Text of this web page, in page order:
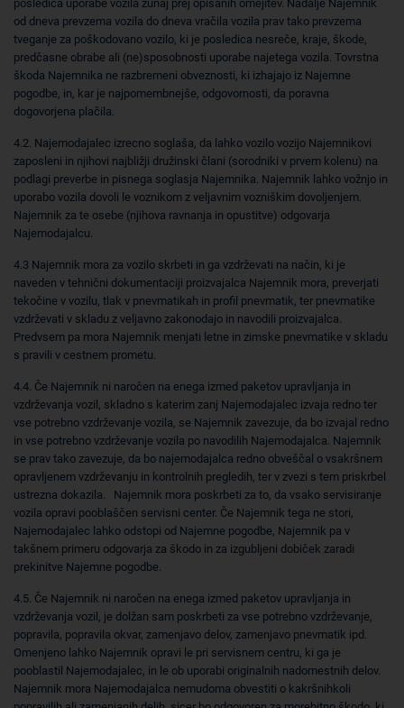
posledica uporabe vozila zunaj prej opisanih omejitev. Nadalje Najemnik
od dneva prevzema vozila do dneva vračila vozila prav tako prevzema
tveganje za poškodovano vozilo, ki je posledica nesreče, kraje, škode,
predčasne obrabe ali (ne)sposobnosti uporabe najetega vozila. Tovrstna
škoda Najemnika ne razbremeni obveznosti, ki izhajajo iz Najemne
pogodbe, in, kar je najpomembnejše, odgovornosti, da poravna
dogovorjena plačila.
4.2. Najemodajalec izrecno soglaša, da lahko vozilo vozijo Najemnikovi
zaposleni in njihovi najbližji družinski člani (sorodniki v prvem kolenu) na
podlagi preverbe in pisnega soglasja Najemnika. Najemnik lahko vožnjo in
uporabo vozila dovoli le voznikom z veljavnim vozniškim dovoljenjem.
Najemnik za te osebe (njihova ravnanja in opustitve) odgovarja
Najemodajalcu.
4.3 Najemnik mora za vozilo skrbeti in ga vzdrževati na način, ki je
naveden v tehnični dokumentaciji proizvajalca Najemnik mora, preverjati
tekočine v vozilu, tlak v pnevmatikah in profil pnevmatik, ter pnevmatike
vzdrževati v skladu z veljavno zakonodajo in navodili proizvajalca.
Predvsem pa mora Najemnik menjati letne in zimske pnevmatike v skladu
s pravili v cestnem prometu.
4.4. Če Najemnik ni naročen na enega izmed paketov upravljanja in
vzdrževanja vozil, skladno s katerim zanj Najemodajalec izvaja redno ter
vse potrebno vzdrževanje vozila, se Najemnik zavezuje, da bo izvajal redno
in vse potrebno vzdrževanje vozila po navodilih Najemodajalca. Najemnik
se prav tako zavezuje, da bo najemodajalca redno obveščal o vsakršnem
opravljenem vzdrževanju in kontrolnih pregledih, ter v zvezi s tem priskrbel
ustrezna dokazila. Najemnik mora poskrbeti za to, da vsako servisiranje
vozila opravi pooblaščen servisni center. Če Najemnik tega ne stori,
Najemodajalec lahko odstopi od Najemne pogodbe, Najemnik pa v
takšnem primeru odgovarja za škodo in za izgubljeni dobiček zaradi
prekinitve Najemne pogodbe.
4.5. Če Najemnik ni naročen na enega izmed paketov upravljanja in
vzdrževanja vozil, je dolžan sam poskrbeti za vse potrebno vzdrževanje,
popravila, popravila okvar, zamenjavo delov, zamenjavo pnevmatik ipd.
Omenjeno lahko Najemnik opravi le pri servisnem centru, ki ga je
pooblastil Najemodajalec, in le ob uporabi originalnih nadomestnih delov.
Najemnik mora Najemodajalca nemudoma obvestiti o kakršnihkoli